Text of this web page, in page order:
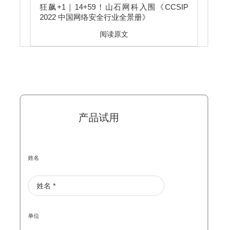
阅读原文
狂飙+1｜14+59！山石网科入围《CCSIP
2022 中国网络安全行业全景册》
产品试用
姓名
单位